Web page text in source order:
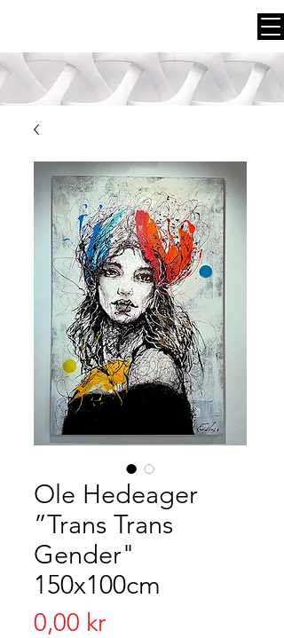
Ole Hedeager
”Trans Trans
Gender"
150x100cm
0,00 krPris